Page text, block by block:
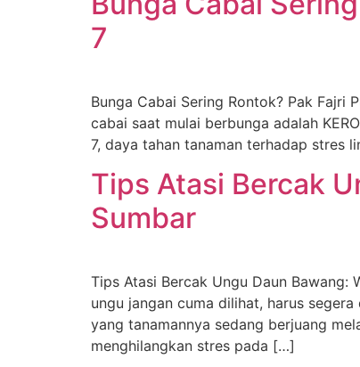
7
Bunga Cabai Sering Rontok? Pak Fajri
cabai saat mulai berbunga adalah
7, daya tahan tanaman terhadap stres
Tips Atasi Bercak
Sumbar
Tips Atasi Bercak Ungu Daun
ungu jangan cuma dilihat, harus
yang tanamannya sedang berjuang
menghilangkan stres pada […]